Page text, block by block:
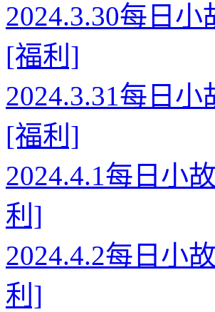
2024.3.30每日
[福利]
2024.3.31每日
[福利]
2024.4.1每日小
利]
2024.4.2每日小
利]